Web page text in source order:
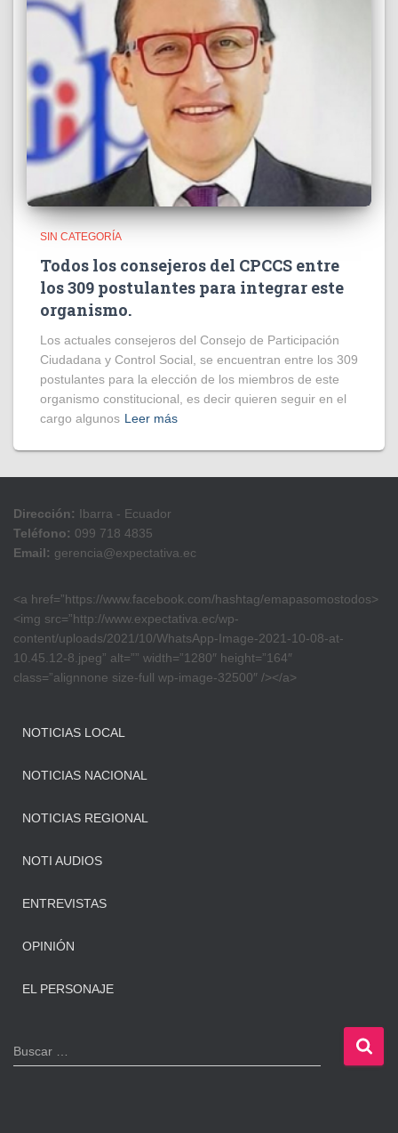
SIN CATEGORÍA
Todos los consejeros del CPCCS entre
los 309 postulantes para integrar este
organismo.
Los actuales consejeros del Consejo de Participación
Ciudadana y Control Social, se encuentran entre los 309
postulantes para la elección de los miembros de este
organismo constitucional, es decir quieren seguir en el
cargo algunos Leer más
Dirección: Ibarra - Ecuador
Teléfono: 099 718 4835
Email: gerencia@expectativa.ec
<a href=”https://www.facebook.com/hashtag/emapasomostodos>
<img src=”http://www.expectativa.ec/wp-
content/uploads/2021/10/WhatsApp-Image-2021-10-08-at-
10.45.12-8.jpeg” alt=”” width=”1280″ height=”164″
class=”alignnone size-full wp-image-32500″ /></a>
NOTICIAS LOCAL
NOTICIAS NACIONAL
NOTICIAS REGIONAL
NOTI AUDIOS
ENTREVISTAS
OPINIÓN
EL PERSONAJE
B
u
Buscar …